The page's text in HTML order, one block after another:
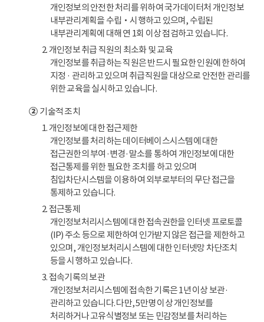
개인정보의 안전한 처리를 위하여 국가데이터처 개인정보
내부관리계획을 수립‧시행하고 있으며, 수립된
내부관리계획에 대해 연 1회 이상 점검하고 있습니다.
2. 개인정보 취급 직원의 최소화 및 교육
개인정보를 취급하는 직원은 반드시 필요한 인원에 한하여
지정 · 관리하고 있으며 취급직원을 대상으로 안전한 관리를
위한 교육을 실시하고 있습니다.
②기술적 조치
1. 개인정보에 대한 접근제한
개인정보를 처리하는 데이터베이스시스템에 대한
접근권한의 부여·변경·말소를 통하여 개인정보에 대한
접근통제를 위한 필요한 조치를 하고 있으며
침입차단시스템을 이용하여 외부로부터의 무단 접근을
통제하고 있습니다.
2. 접근통제
개인정보처리시스템에 대한 접속권한을 인터넷 프로토콜
(IP) 주소 등으로 제한하여 인가받지 않은 접근을 제한하고
있으며, 개인정보처리시스템에 대한 인터넷망 차단조치
등을 시행하고 있습니다.
3. 접속기록의 보관
개인정보처리시스템에 접속한 기록은 1년 이상 보관·
관리하고 있습니다. 다만, 5만명 이상 개인정보를
처리하거나 고유식별정보 또는 민감정보를 처리하는